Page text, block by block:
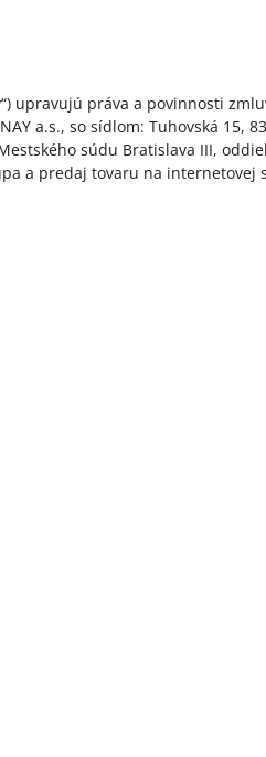
upravujú práva a povinnosti
a.s., so sídlom: Tuhovská 15,
súdu Bratislava III,
a predaj tovaru na internetovej